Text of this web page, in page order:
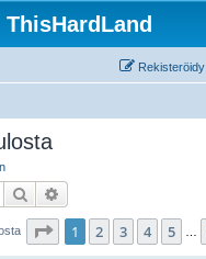
ThisHardLand
Rekisteröidy
Etsi
Sivu /78
1 2 3 4 5